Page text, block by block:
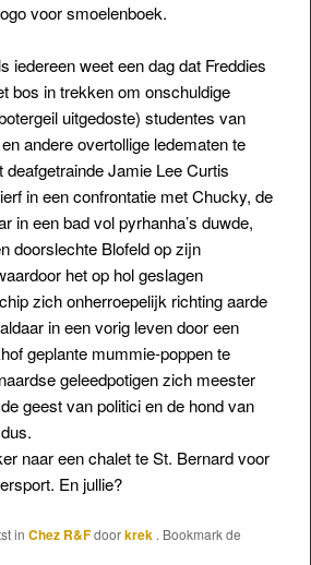
voor smoelenboek.
iedereen weet een dag dat Freddies
bos in trekken om onschuldige
uitgedoste) studentes van
andere overtollige ledematen te
deafgetrainde Jamie Lee Curtis
in een confrontatie met Chucky, de
in een bad vol pyrhanha’s duwde,
doorslechte Blofeld op zijn
het op hol geslagen
zich onherroepelijk richting aarde
in een vorig leven door een
geplante mummie-poppen te
geleedpotigen zich meester
geest van politici en de hond van
naar een chalet te St. Bernard voor
En jullie?
in Chez R&Fdoorkrek . Bookmark de